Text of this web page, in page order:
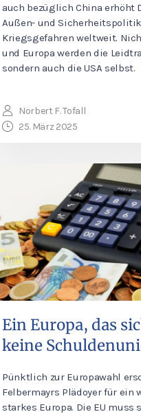
auch bezüglich China erhöht
Außen- und
Kriegsgefahren weltweit.
und Europa werden die
sondern auch die USA selbst.
Norbert F. Tofall
25. März 2025
Ein Europa, das
keine
Pünktlich zur Europawahl
Felbermayrs Plädoyer für
starkes Europa. Die EU muss